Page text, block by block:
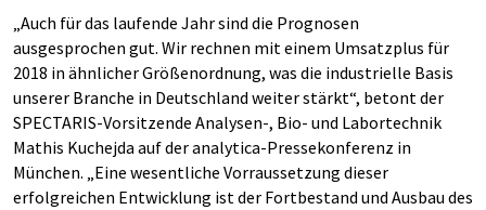
„Auch für das laufende Jahr sind die Prognosen
ausgesprochen gut. Wir rechnen mit einem Umsatzplus für
2018 in ähnlicher Größenordnung, was die industrielle Basis
unserer Branche in Deutschland weiter stärkt“, betont der
SPECTARIS-Vorsitzende Analysen-, Bio- und Labortechnik
Mathis Kuchejda auf der analytica-Pressekonferenz in
München. „Eine wesentliche Vorraussetzung dieser
erfolgreichen Entwicklung ist der Fortbestand und Ausbau des